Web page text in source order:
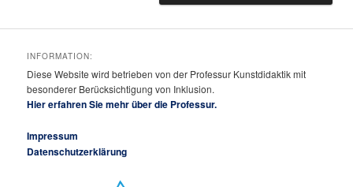
INFORMATION:
Diese Website wird betrieben von der Professur Kunstdidaktik mit
besonderer Berücksichtigung von Inklusion.
Hier erfahren Sie mehr über die Professur.
Impressum
Datenschutzerklärung